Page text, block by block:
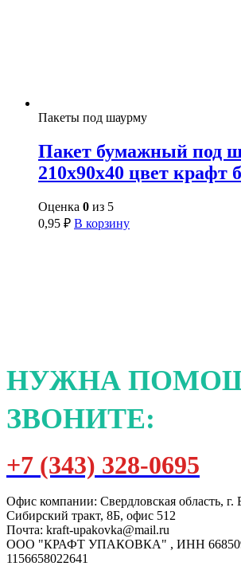
Пакеты под шаурму
Пакет бумажный под
210х90х40 цвет крафт
Оценка 0 из 5
0,95 ₽ В корзину
НУЖНА
ЗВОНИТЕ:
+7 (343) 328-0695
Офис компании: Свердловская область, г.
Сибирский тракт, 8Б, офис 512
Почта: kraft-upakovka@mail.ru
ООО "КРАФТ УПАКОВКА" , ИНН
1156658022641